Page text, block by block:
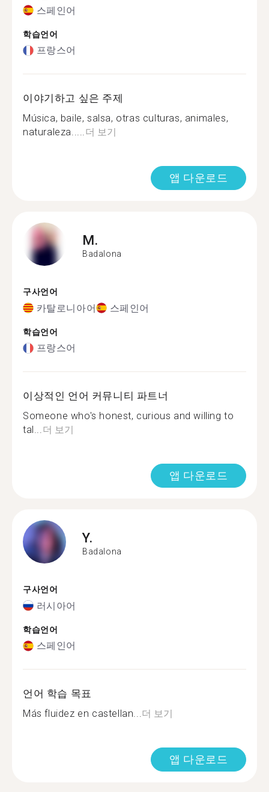
스페인어
학습언어
프랑스어
이야기하고 싶은 주제
Música, baile, salsa, otras culturas, animales,
naturaleza.....더 보기
앱 다운로드
M.
Badalona
구사언어
카탈로니아어 스페인어
학습언어
프랑스어
이상적인 언어 커뮤니티 파트너
Someone who's honest, curious and willing to
tal...더 보기
앱 다운로드
Y.
Badalona
구사언어
러시아어
학습언어
스페인어
언어 학습 목표
Más fluidez en castellan...더 보기
앱 다운로드